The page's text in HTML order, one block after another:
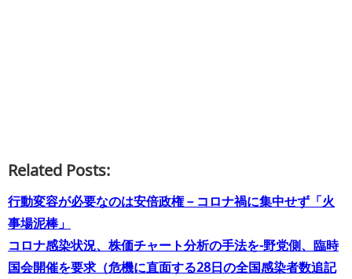
Related Posts:
行動変容が必要なのは安倍政権－コロナ禍に集中せず「火
事場泥棒」
コロナ感染状況、株価チャート分析の手法を−野党側、臨時
国会開催を要求（危機に直面する28日の全国感染者数追記